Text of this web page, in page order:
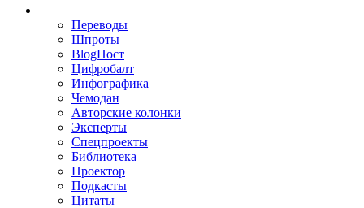
Переводы
Шпроты
BlogПост
Цифробалт
Инфографика
Чемодан
Авторские колонки
Эксперты
Спецпроекты
Библиотека
Проектор
Подкасты
Цитаты